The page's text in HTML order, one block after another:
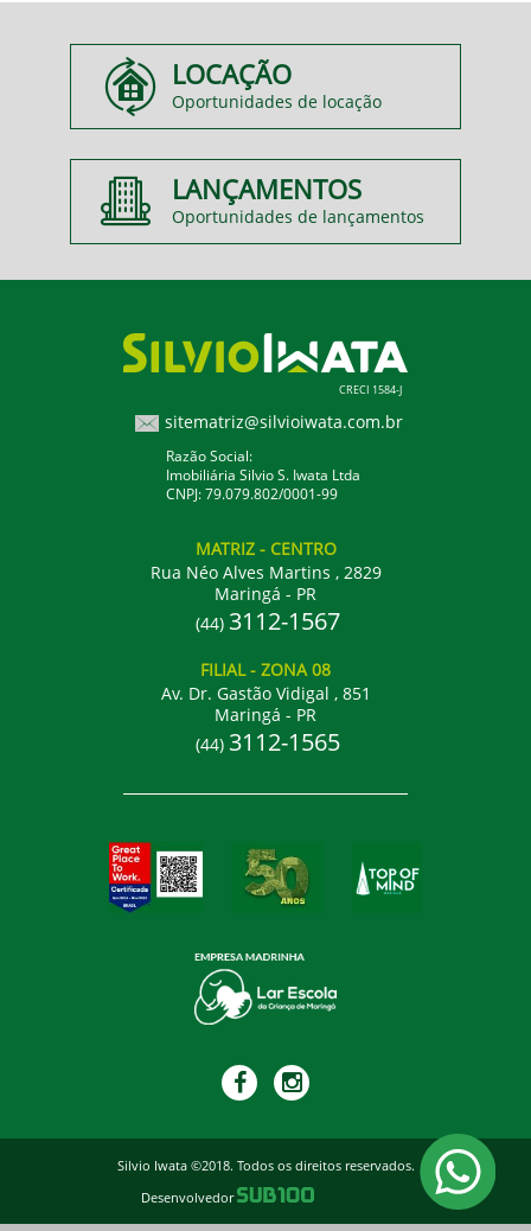
LOCAÇÃO
Oportunidades de locação
LANÇAMENTOS
Oportunidades de lançamentos
CRECI 1584-J
sitematriz@silvioiwata.com.br
Razão Social:
Imobiliária Silvio S. Iwata Ltda
CNPJ: 79.079.802/0001-99
MATRIZ - CENTRO
Rua Néo Alves Martins , 2829
Maringá - PR
(44) 3112-1567
FILIAL- ZONA 08
Av. Dr. Gastão Vidigal , 851
Maringá - PR
(44) 3112-1565
Silvio Iwata ©2018. Todos os direitos reservados.
Desenvolvedor